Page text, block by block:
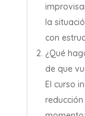
la
con
¿Qué
de que
El curso